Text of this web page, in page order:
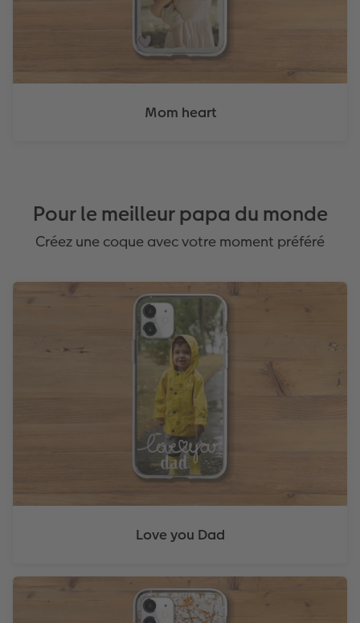
Mom heart
Pour le meilleur papa du monde
Créez une coque avec votre moment préféré
Love you Dad